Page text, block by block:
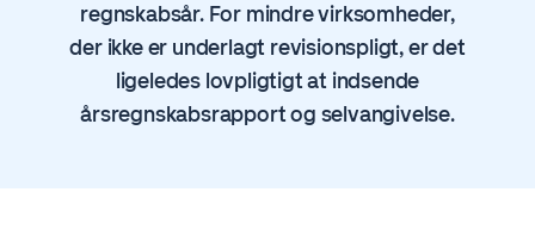
regnskabsår. For mindre virksomheder,
der ikke er underlagt revisionspligt, er det
ligeledes lovpligtigt at indsende
årsregnskabsrapport og selvangivelse.